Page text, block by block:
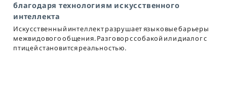
благодаря технологиям искусственного
интеллекта
Искусственный интеллект разрушает языковые барьеры
межвидового общения. Разговор с собакой или диалог с
птицей становится реальностью.